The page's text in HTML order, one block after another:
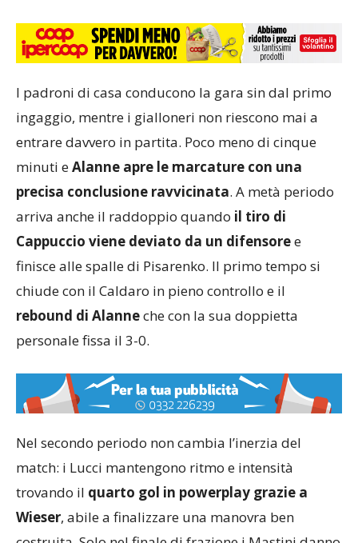
entrare davvero in partita. Poco meno di cinque
minuti e
Alanne apre le marcature con una
. A metà periodo
arriva anche il raddoppio quandoil tiro di
Cappuccio viene deviato da un difensore
chiude con il Caldaro in pieno controllo e il
rebound di Alanne
match: i Lucci mantengono ritmo e intensità
trovando il
quarto gol in powerplay grazie a
, abile a finalizzare una manovra ben